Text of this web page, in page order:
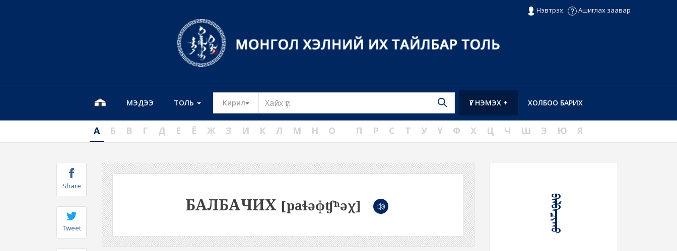
Нэвтрэх Ашиглах заавар
МЭДЭЭ ТОЛЬ Кирил Toggle Dropdown ХОЛБОО БАРИХ
ҮГ НЭМЭХ +
А Б В Г Д Е Ё Ж З И К Л М Н О П Р С Т У Ү Ф Х Ц Ч Ш Э Ю Я
Share
Tweet
БАЛБАЧИХ [paɬəɸʧʰəχ] ᠪᠠᠯᠪᠠᠴᠢᠬᠤ